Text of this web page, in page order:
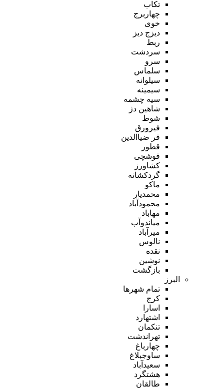
تکاب
چهاربرج
خوی
دیزج دیز
ربط
سردشت
سرو
سلماس
سیلوانه
سیمینه
سیه چشمه
شاهین دژ
شوط
فیرورق
قر ضیاالدین
قطور
قوشچی
کشاورز
گردکشانه
ماکو
محمدیار
محمودآباد
مهاباد
میاندوآب
میرآباد
نالوس
نقده
نوشین
بازگشت
البرز
تمام شهر‌ها
کرج
اسارا
اشتهارد
تنکمان
تهراندشت
چهارباغ
ساوجبلاغ
سعیدآباد
هشتگرد
طالقان